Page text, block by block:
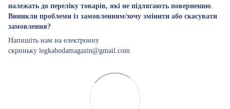
належать до переліку товарів, які не підлягають поверненню
Виникли проблеми із замовленням/хочу змінити або скасувати
замовлення?
Напишіть нам на електронну
скриньку legkahodamagazin@gmail.com